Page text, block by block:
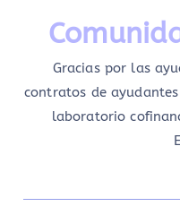
Gracias por las
contratos de
laboratorio